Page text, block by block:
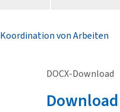
Koordination von Arbeiten
DOCX-Download
Download